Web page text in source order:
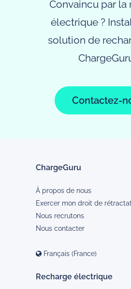
Convaincu par
électrique ?
solution de
Contactez-
ChargeGuru
À propos de nous
Exercer mon droit de
Nous recrutons
Nous contacter
Français (France)
Recharge électrique